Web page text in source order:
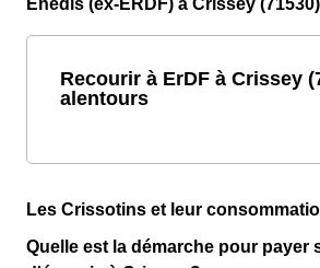
Enedis (ex-ERDF) à Crissey (71530)
Recourir à ErDF à Crissey
alentours
Les Crissotins et leur
Quelle est la démarche pour payer